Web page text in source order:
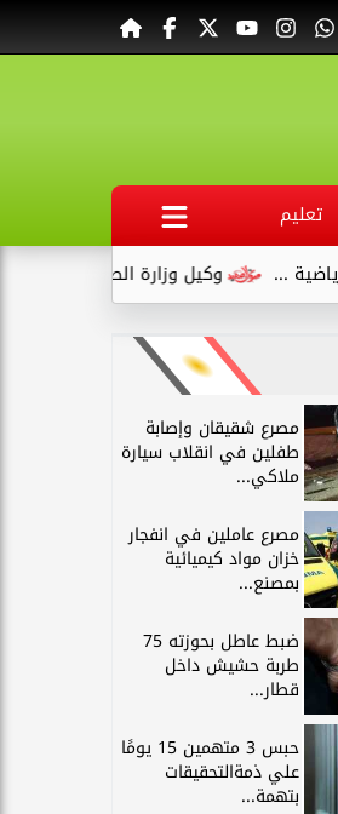
تعليم
وكيل وزارة الصحة بقنا يبدأ عمله
مصرع شقيقان وإصابة
طفلين في انقلاب سيارة
ملاكي...
مصرع عاملين في انفجار
خزان مواد كيميائية
بمصنع...
ضبط عاطل بحوزته 75
طربة حشيش داخل
قطار...
حبس 3 متهمين 15 يومًا
علي ذمةالتحقيقات
بتهمة...